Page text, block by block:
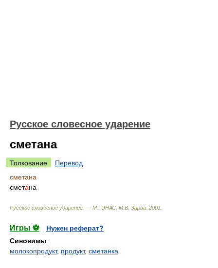
Русское словесное ударение
сметана
Толкование
Перевод
сметана
смета́на
Русское словесное ударение. — М.: ЭНАС М.В. Зарва 2001
Игры ⚽
Нужен реферат?
Синонимы:
молокопродукт, продукт, сметанка